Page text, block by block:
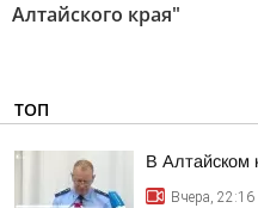
Алтайского края"
ТОП
В Алтайском
Вчера, 22:16